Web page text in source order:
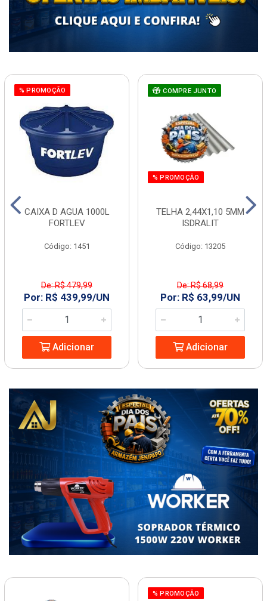
% PROMOÇÃO
CAIXA D AGUA 1000L
FORTLEV
Código: 1451
De: R$ 479,99
Por: R$ 439,99/UN
Adicionar
COMPRE JUNTO
% PROMOÇÃO
TELHA 2,44X1,10 5MM
ISDRALIT
Código: 13205
De: R$ 68,99
Por: R$ 63,99/UN
Adicionar
% PROMOÇÃO